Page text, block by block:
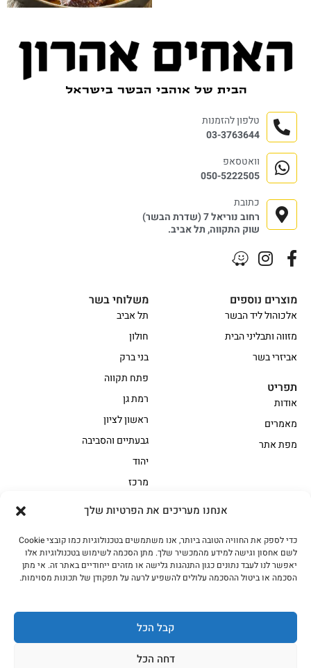
אנחנו מעריכים את הפרטיות שלך
כדי לספק את החוויה הטובה ביותר, אנו משתמשים בטכנולוגיות כמו קובצי Cookie
לשם אחסון וגישה למידע מהמכשיר שלך. מתן הסכמה לשימוש בטכנולוגיות אלו
יאפשר לנו לעבד נתונים כגון התנהגות גלישה או מזהים ייחודיים באתר זה. אי מתן
הסכמה או ביטול ההסכמה עלולים להשפיע לרעה על תפקודן של תכונות מסוימות.
קבל הכל
דחה הכל
אווז
בשר בקר משובח
בשר בקר עגלה משובח
בשר למעשנת
הודו
חלקים אחוריים
מיוחדי מסורת1
נתחי פנים
עוף
משלוחי בשר
תל אביב
חולון
בני ברק
פתח תקווה
רמת גן
ראשון לציון
גבעתיים והסביבה
יהוד
מרכז
מוצרים נוספים
אלכוהול ליד הבשר
מזווה ותבליני הבית
אביזרי בשר
תפריט
אודות
מאמרים
מפת אתר
טלפון להזמנות
03-3763644
וואטסאפ
050-5222505
כתובת
רחוב נוריאל 7 (שדרת הבשר)
שוק התקווה, תל אביב.